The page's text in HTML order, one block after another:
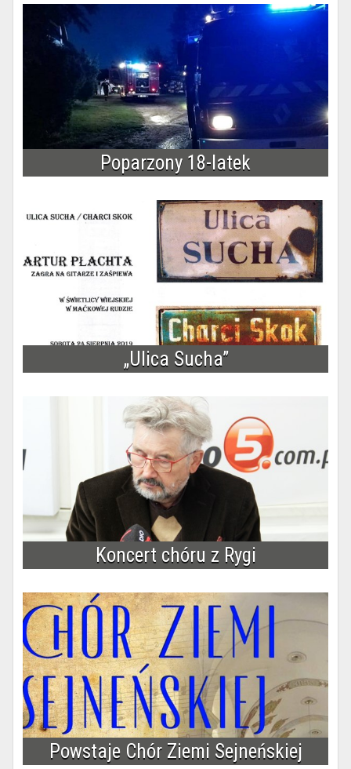
Poparzony 18-latek
„Ulica Sucha”
Koncert chóru z Rygi
Powstaje Chór Ziemi Sejneńskiej